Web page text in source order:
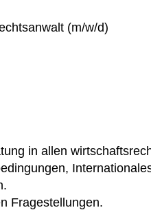
(m/w/d)
in allen
Fragestellungen.